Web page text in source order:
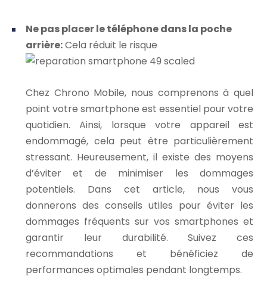
Ne pas placer le téléphone dans la poche
arrière:Cela réduit le risque
Chez Chrono Mobile, nous comprenons à quel
point votre smartphone est essentiel pour votre
quotidien. Ainsi, lorsque votre appareil est
endommagé, cela peut être particulièrement
stressant. Heureusement, il existe des moyens
d’éviter et de minimiser les dommages
potentiels. Dans cet article, nous vous
donnerons des conseils utiles pour éviter les
dommages fréquents sur vos smartphones et
garantir leur durabilité. Suivez ces
recommandations et bénéficiez de
performances optimales pendant longtemps.